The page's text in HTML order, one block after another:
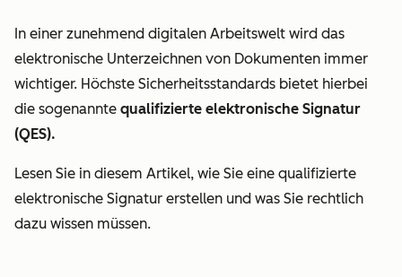
In einer zunehmend digitalen Arbeitswelt wird das
elektronische Unterzeichnen von Dokumenten immer
wichtiger. Höchste Sicherheitsstandards bietet hierbei
die sogenannte qualifizierte elektronische Signatur
(QES).
Lesen Sie in diesem Artikel, wie Sie eine qualifizierte
elektronische Signatur erstellen und was Sie rechtlich
dazu wissen müssen.